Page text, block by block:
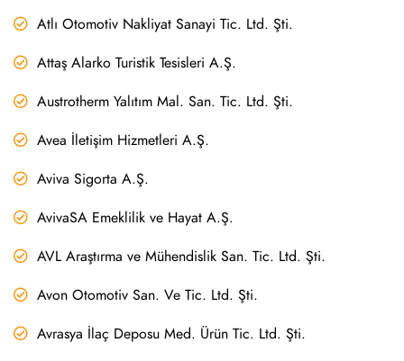
Atlı Otomotiv Nakliyat Sanayi Tic. Ltd. Şti.
Attaş Alarko Turistik Tesisleri A.Ş.
Austrotherm Yalıtım Mal. San. Tic. Ltd. Şti.
Avea İletişim Hizmetleri A.Ş.
Aviva Sigorta A.Ş.
AvivaSA Emeklilik ve Hayat A.Ş.
AVL Araştırma ve Mühendislik San. Tic. Ltd. Şti.
Avon Otomotiv San. Ve Tic. Ltd. Şti.
Avrasya İlaç Deposu Med. Ürün Tic. Ltd. Şti.